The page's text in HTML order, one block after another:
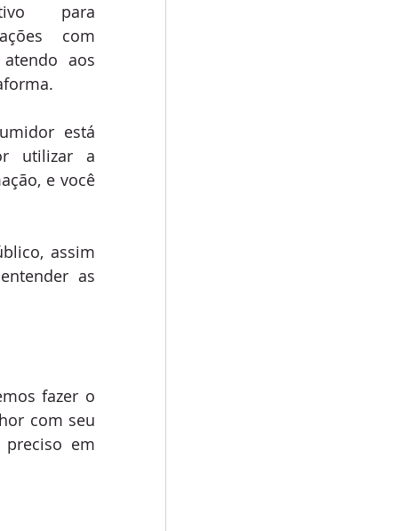
para
com
aos
está
utilizar a
e você
assim
as
fazer o
com seu
em